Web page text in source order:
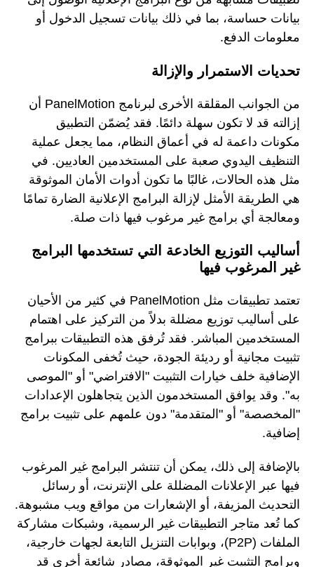
بيانات حساسة، بما في ذلك بيانات تسجيل الدخول أو
معلومات الدفع.
تحديات الاستمرار والإزالة
من الجوانب المقلقة الأخرى لبرنامج PanelMotion أن
إزالته قد لا تكون سهلة دائمًا. فقد يُضمّن التطبيق
مكونات داعمة له في أعماق النظام، مما يجعل عملية
التنظيف اليدوي صعبة على المستخدمين العاديين. في
مثل هذه الحالات، غالبًا ما تكون أدوات الأمان الموثوقة
هي الطريقة الأمثل لإزالة البرامج الإعلانية الضارة تمامًا
ومعالجة أي برامج غير مرغوب فيها ذات صلة.
أساليب التوزيع الخادعة التي تستخدمها البرامج
غير المرغوب فيها
تعتمد تطبيقات مثل PanelMotion في كثير من الأحيان
على أساليب توزيع مضللة بدلاً من التركيز على اهتمام
المستخدمين المباشر. فقد تُرفق هذه التطبيقات ببرامج
تثبيت مجانية أو رديئة الجودة، حيث تُخفى المكونات
الإضافية خلف خيارات التثبيت "الافتراضي" أو "الموصى
به". وقد يوافق المستخدمون الذين يتجاهلون الإعدادات
"المخصصة" أو "المتقدمة" دون علمهم على تثبيت برامج
إضافية.
بالإضافة إلى ذلك، يمكن أن تنتشر البرامج غير المرغوب
فيها عبر الإعلانات المضللة على الإنترنت، أو رسائل
التحديث المزيفة، أو الإشعارات من مواقع ويب مشبوهة.
كما تُعد متاجر التطبيقات غير الرسمية، وشبكات مشاركة
الملفات (P2P)، وبوابات التنزيل التابعة لجهات خارجية،
وبرامج التثبيت غير الموثوقة، مصادر شائعة أخرى قد